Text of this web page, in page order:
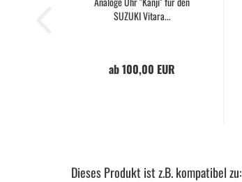
SUZUKI Vitara...
ab 100,00 EUR
Dieses Produkt ist z.B. kompatibel zu: